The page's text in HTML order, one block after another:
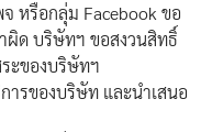
จ หรือกลุ่ม Facebook ขอ
ผิด บริษัทฯ ขอสงวนสิทธิ์
ะของบริษัทฯ
ารของบริษัท และนำเสนอ